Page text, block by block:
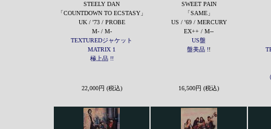
STEELY DAN
「COUNTDOWN TO ECSTASY」
UK / '73 / PROBE
M- / M-
TEXTUREDジャケット
MATRIX 1
極上品 !!
SWEET PAIN
「SAME」
US / '69 / MERCURY
EX++ / M--
US盤
盤美品 !!
22,000円 (税込)
16,500円 (税込)